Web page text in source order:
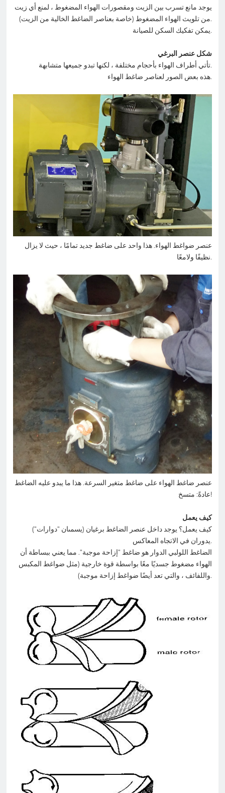
يوجد مانع تسرب بين الزيت ومقصورات الهواء المضغوط ، لمنع أي زيت
من تلويث الهواء المضغوط (خاصة بعناصر الضاغط الخالية من الزيت).
يمكن تفكيك السكن للصيانة.
شكل عنصر البرغي
تأتي أطراف الهواء بأحجام مختلفة ، لكنها تبدو جميعها متشابهة.
هذه بعض الصور لعناصر ضاغط الهواء.
عنصر ضواغط الهواء. هذا واحد على ضاغط جديد تمامًا ، حيث لا يزال
نظيفًا ولامعًا.
عنصر ضاغط الهواء على ضاغط متغير السرعة. هذا ما يبدو عليه الضاغط
عادةً: متسخ!
كيف يعمل
كيف يعمل؟ يوجد داخل عنصر الضاغط برغيان (يسمىان "دوارات")
يدوران في الاتجاه المعاكس.
الضاغط اللولبي الدوار هو ضاغط "إزاحة موجبة". مما يعني ببساطة أن
الهواء مضغوط جسديًا معًا بواسطة قوة خارجية (مثل ضواغط المكبس
واللفائف ، والتي تعد أيضًا ضواغط إزاحة موجبة).